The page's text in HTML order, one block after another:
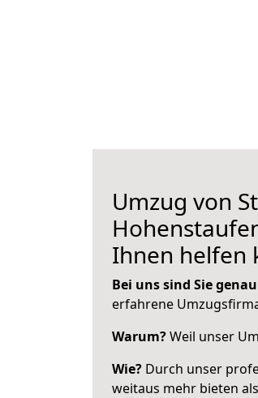
Umzug von
Ihnen helfen
Bei uns sind Sie
erfahrene
Warum?Weil unser
Wie? Durch unser
weitaus mehr bieten